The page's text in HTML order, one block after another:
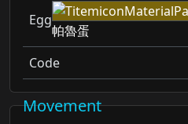
Egg
帕魯蛋
Code
Movement